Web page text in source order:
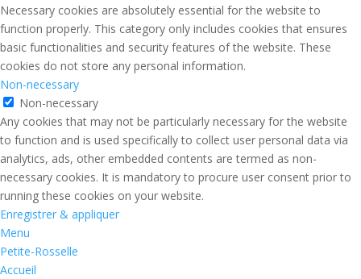
Necessary cookies are absolutely essential for the website to
function properly. This category only includes cookies that ensures
basic functionalities and security features of the website. These
cookies do not store any personal information.
Non-necessary
Non-necessary
Any cookies that may not be particularly necessary for the website
to function and is used specifically to collect user personal data via
analytics, ads, other embedded contents are termed as non-
necessary cookies. It is mandatory to procure user consent prior to
running these cookies on your website.
Enregistrer & appliquer
Menu
Petite-Rosselle
Accueil